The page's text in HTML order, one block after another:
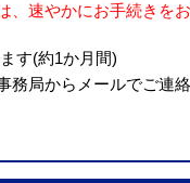
速やかにお手続きをお
す(約1か月間)
局からメールでご連絡